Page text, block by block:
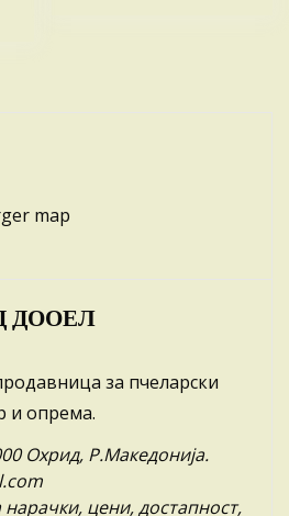
ДООЕЛ
за пчеларски
и опрема.
Охрид, Р.Македонија.
цени, достапност,